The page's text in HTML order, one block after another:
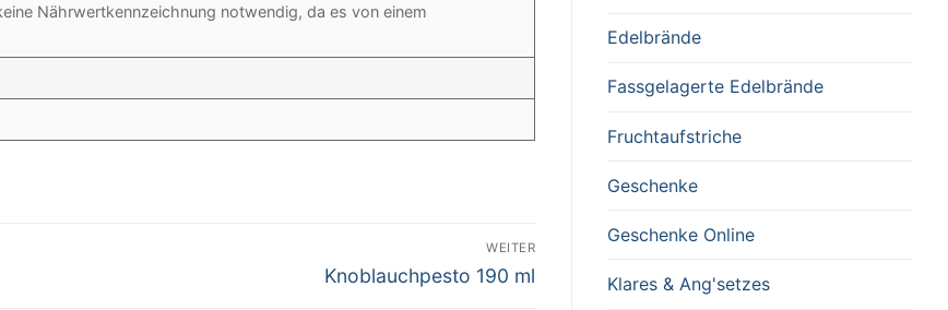
Nährwertkennzeichnung notwendig, da es von einem
WEITER
Nächster
Knoblauchpesto 190 ml
Edelbrände
Fassgelagerte Edelbrände
Fruchtaufstriche
Geschenke
Geschenke Online
Klares & Ang'setzes